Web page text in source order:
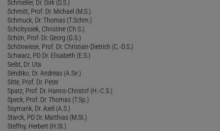
Schmeller, Dr. Dirk (D.S.)
Schmitt, Prof. Dr. Michael (M.S.)
Schmuck, Dr. Thomas (T.Schm.)
Scholtyssek, Christine (Ch.S.)
Schön, Prof. Dr. Georg (G.S.)
Schönwiese, Prof. Dr. Christian-Dietrich (C.-D.S.)
Schwarz, PD Dr. Elisabeth (E.S.)
Seibt, Dr. Uta
Sendtko, Dr. Andreas (A.Se.)
Sitte, Prof. Dr. Peter
Spatz, Prof. Dr. Hanns-Christof (H.-C.S.)
Speck, Prof. Dr. Thomas (T.Sp.)
Ssymank, Dr. Axel (A.S.)
Starck, PD Dr. Matthias (M.St.)
Steffny, Herbert (H.St.)